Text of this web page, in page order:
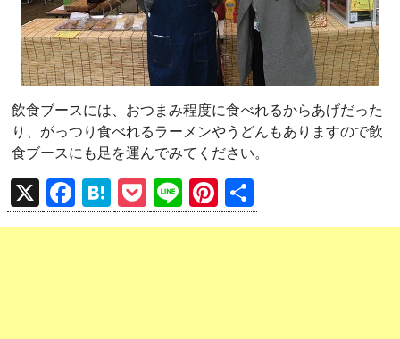
飲食ブースには、おつまみ程度に食べれるからあげだった
り、がっつり食べれるラーメンやうどんもありますので飲
食ブースにも足を運んでみてください。
X
F
a
H
at
P
o
Li
n
Pi
nt 有